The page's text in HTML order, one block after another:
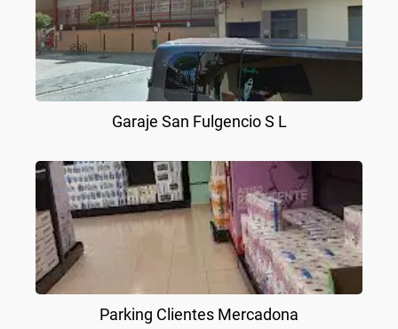
Garaje San Fulgencio S L
Parking Clientes Mercadona